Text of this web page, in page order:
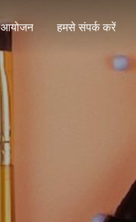
आयोजन हमसे संपर्क करें